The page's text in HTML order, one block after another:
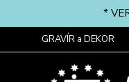
*
GRAVÍR a DEKOR